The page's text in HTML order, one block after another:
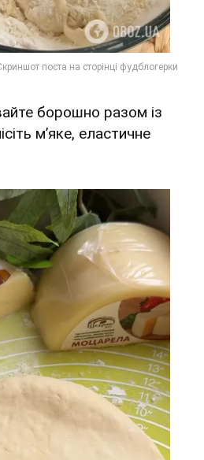
борошно разом із
м’яке, еластичне